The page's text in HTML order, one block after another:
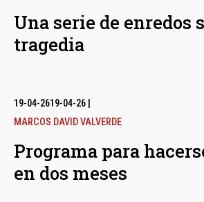
Una serie de enredos
tragedia
19-04-2619-04-26
MARCOS DAVID VALVERDE
Programa para
en dos meses